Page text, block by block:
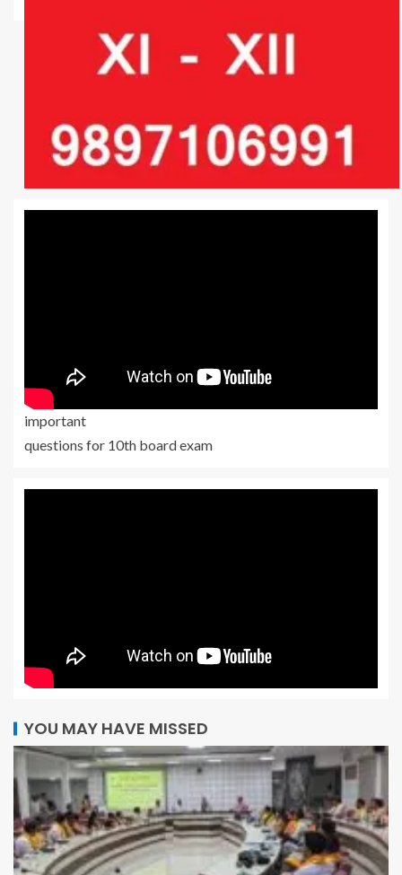
important
questions for 10th board exam
YOU MAY HAVE MISSED